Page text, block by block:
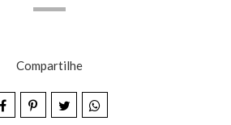
Compartilhe